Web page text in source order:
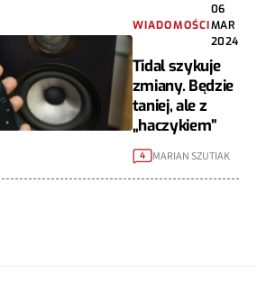
WIADOMOŚCI
06
MAR
2024
Tidal szykuje
zmiany. Będzie
taniej, ale z
„haczykiem”
4 MARIAN SZUTIAK